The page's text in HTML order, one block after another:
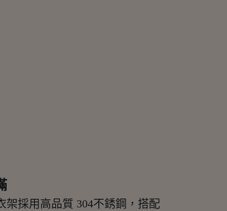
採用高品質 304不銹鋼，搭配